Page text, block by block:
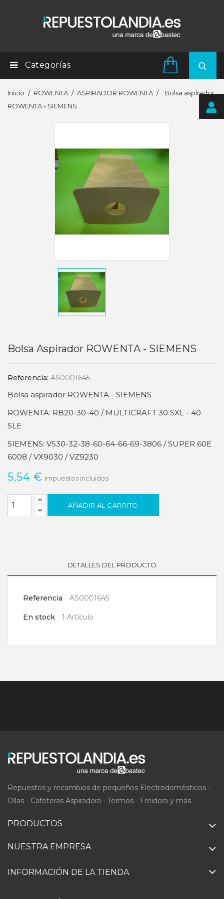
Categorías
Inicio ROWENTA ASPIRADOR ROWENTA
Bolsa aspirador
ROWENTA - SIEMENS
Bolsa Aspirador ROWENTA - SIEMENS
Referencia: AS0001645
Bolsa aspirador ROWENTA - SIEMENS
ROWENTA: RB20-30-40 / MULTICRAFT 30 SXL - 40
SLE
SIEMENS: VS30-32-38-60-64-66-69-3806 / SUPER 60E
6008 / VX9030 / VZ9230
5,54 € Impuestos incluidos
AÑADIR AL CARRITO
DETALLES DEL PRODUCTO
Referencia AS0001645
En stock 1 Artículo
Repuestos y recambios de pequeños Electrodomésticos -
Ollas - Cafeteras Aspiradora - Termos - Freidora y más
PRODUCTOS
NUESTRA EMPRESA
INFORMACIÓN DE LA TIENDA